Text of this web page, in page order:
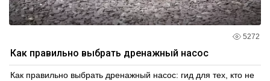
5272
Как правильно выбрать дренажный насос
Как правильно выбрать дренажный насос: гид для тех, кто не